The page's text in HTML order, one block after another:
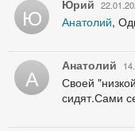
Ю Юрий
Анатолий,
А Анатолий
Своей
сидят.Сами